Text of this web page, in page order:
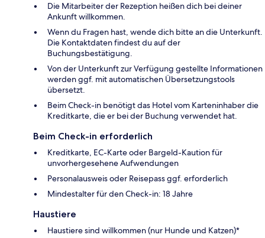
Die Mitarbeiter der Rezeption heißen dich bei deiner
Ankunft willkommen.
Wenn du Fragen hast, wende dich bitte an die Unterkunft.
Die Kontaktdaten findest du auf der
Buchungsbestätigung.
Von der Unterkunft zur Verfügung gestellte Informationen
werden ggf. mit automatischen Übersetzungstools
übersetzt.
Beim Check-in benötigt das Hotel vom Karteninhaber die
Kreditkarte, die er bei der Buchung verwendet hat.
Beim Check-in erforderlich
Kreditkarte, EC-Karte oder Bargeld-Kaution für
unvorhergesehene Aufwendungen
Personalausweis oder Reisepass ggf. erforderlich
Mindestalter für den Check-in: 18 Jahre
Haustiere
Haustiere sind willkommen (nur Hunde und Katzen)*